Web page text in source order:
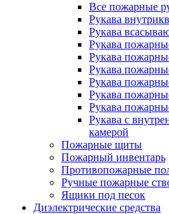
Все пожарные
Рукава
Рукава
Рукава
Рукава
Рукава
Рукава
Рукава
Рукава
Рукава с
камерой
Пожарные щиты
Пожарный инвентарь
Противопожарные
Ручные пожарные
Ящики под песок
Диэлектрические средства